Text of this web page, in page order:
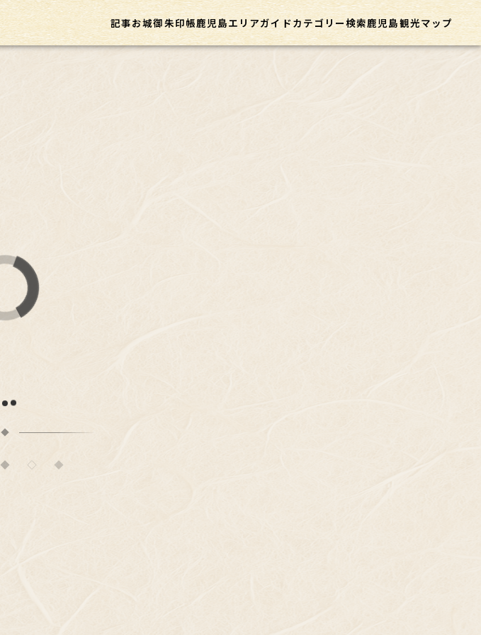
記事お城御朱印帳鹿児島エリアガイドカテゴリー検索鹿児島観光マップ
◆ ◇ ◆